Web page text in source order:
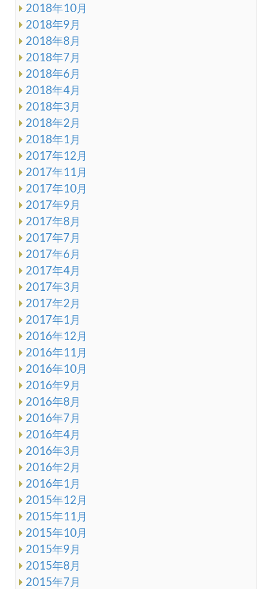
2018年10月
2018年9月
2018年8月
2018年7月
2018年6月
2018年4月
2018年3月
2018年2月
2018年1月
2017年12月
2017年11月
2017年10月
2017年9月
2017年8月
2017年7月
2017年6月
2017年4月
2017年3月
2017年2月
2017年1月
2016年12月
2016年11月
2016年10月
2016年9月
2016年8月
2016年7月
2016年4月
2016年3月
2016年2月
2016年1月
2015年12月
2015年11月
2015年10月
2015年9月
2015年8月
2015年7月